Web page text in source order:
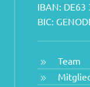
IBAN:
BIC:
Team